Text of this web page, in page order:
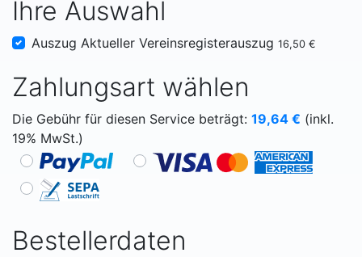
Ihre Auswahl
Auszug Aktueller Vereinsregisterauszug 16,50 €
Zahlungsart wählen
Die Gebühr für diesen Service beträgt: 19,64 € (inkl.
19% MwSt.)
Bestellerdaten